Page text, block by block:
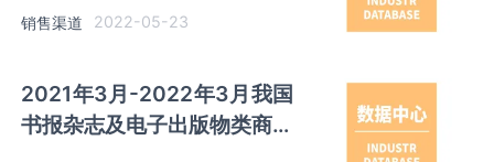
销售渠道 2022-05-23
2021年3月-2022年3月我国
书报杂志及电子出版物类商品